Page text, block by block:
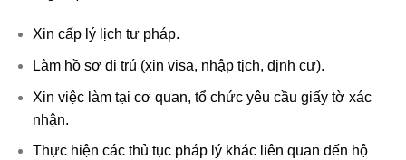
Xin cấp lý lịch tư pháp.
Làm hồ sơ di trú (xin visa, nhập tịch, định cư).
Xin việc làm tại cơ quan, tổ chức yêu cầu giấy tờ xác
nhận.
Thực hiện các thủ tục pháp lý khác liên quan đến hộ